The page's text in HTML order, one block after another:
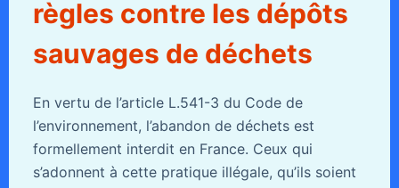
règles contre les dépôts
sauvages de déchets
En vertu de l’article L.541-3 du Code de
l’environnement, l’abandon de déchets est
formellement interdit en France. Ceux qui
s’adonnent à cette pratique illégale, qu’ils soient